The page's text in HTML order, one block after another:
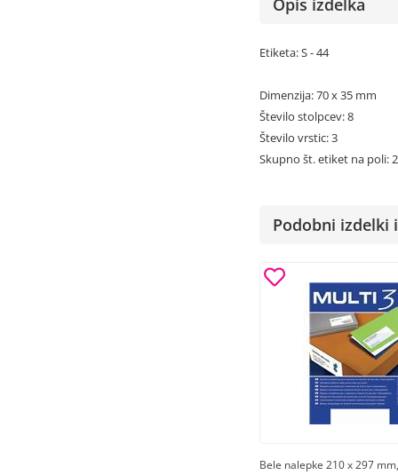
Opis izdelka
Etiketa: S - 44
Dimenzija: 70 x 35 mm
Število stolpcev: 8
Število vrstic: 3
Skupno št. etiket na poli:
Podobni izdelki
Bele nalepke 210 x 297 mm,